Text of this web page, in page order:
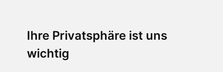
Ihre Privatsphäre ist uns
wichtig